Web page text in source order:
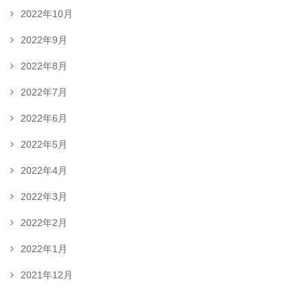
2022年10月
2022年9月
2022年8月
2022年7月
2022年6月
2022年5月
2022年4月
2022年3月
2022年2月
2022年1月
2021年12月